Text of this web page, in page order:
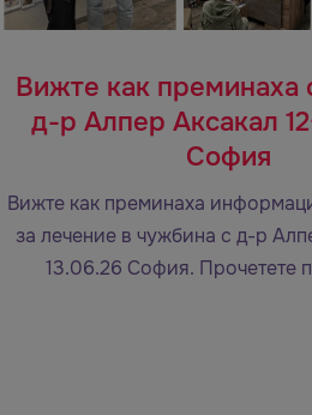
Вижте как преминаха
д-р Алпер Аксакал
София
Вижте как преминаха
за лечение в чужбина с д-р
13.06.26 София. Прочетете